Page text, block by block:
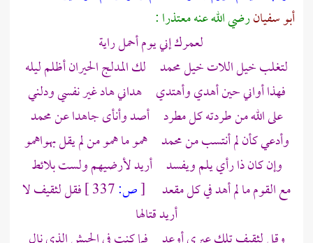
أبو سفيانرضي الله عنه معتذرا :
لعمرك إني يوم أحمل راية
لتغلب خيل اللات خيلمحمد لك المدلج الحيران أظلم ليله
فهذا أواني حين أهدي وأهتدي هداني هاد غير نفسي ودلني
على الله من طردته كل مطرد أصد وأنأى جاهدا عنمحمد
وأدعي كأن لم أنتسب منمحمد همو ما همو من لم يقل بهواهمو
وإن كان ذا رأي يلم ويفسد أريد لأرضيهم ولست بلائط
مع القوم ما لم أهد في كل مقعد [ص:
فقل لثقيف لا
أريد قتالها